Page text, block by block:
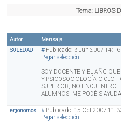
Tema: LIBROS
Autor
Mensaje
SOLEDAD
# Publicado: 3 Jun 2007 14:16
Pegar selección
SOY DOCENTE Y EL AÑO
Y PSICOSOCIOLOGÍA CICLO
SUPERIOR, NO ENCUENTRO
ALUMNOS, ME PODÉIS
ergonomos # Publicado: 15 Oct 2007
Pegar selección